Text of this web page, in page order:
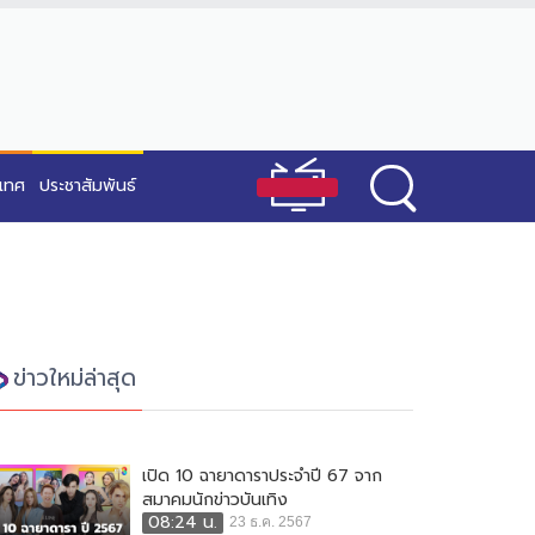
ทศ ประชาสัมพันธ์
ข่าวใหม่ล่าสุด
เปิด 10 ฉายาดาราประจำปี 67 จาก
สมาคมนักข่าวบันเทิง
08:24 น.
23 ธ.ค. 2567